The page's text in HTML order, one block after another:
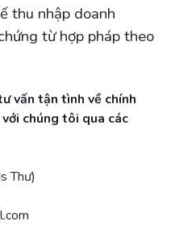
thu nhập doanh
từ hợp pháp theo
vấn tận tình về chính
chúng tôi qua các
Thư)